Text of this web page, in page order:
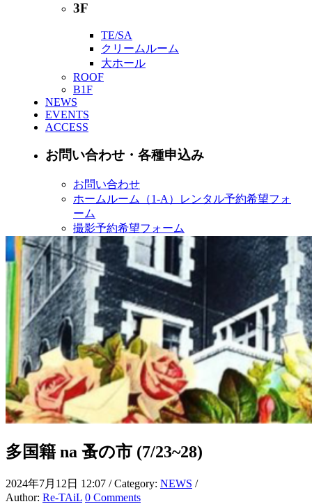
3F
TE/SA
クリームルーム
大ホール
ROOF
B1F
NEWS
EVENTS
ACCESS
お問い合わせ・各種申込み
お問い合わせ
ホームルーム（1-A）レンタル予約希望フォ
ーム
撮影予約希望フォーム
多国籍 na 蚤の市 (7/23~28)
2024年7月12日 12:07 / Category: NEWS /
Author: Re-TAiL 0 Comments